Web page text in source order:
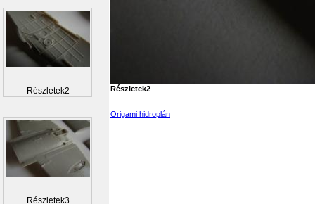
Részletek2
Origami hidroplán
Részletek2
Részletek3